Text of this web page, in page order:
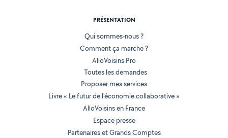
PRÉSENTATION
Qui sommes-nous ?
Comment ça marche ?
AlloVoisins Pro
Toutes les demandes
Proposer mes services
Livre « Le futur de l'économie collaborative »
AlloVoisins en France
Espace presse
Partenaires et Grands Comptes